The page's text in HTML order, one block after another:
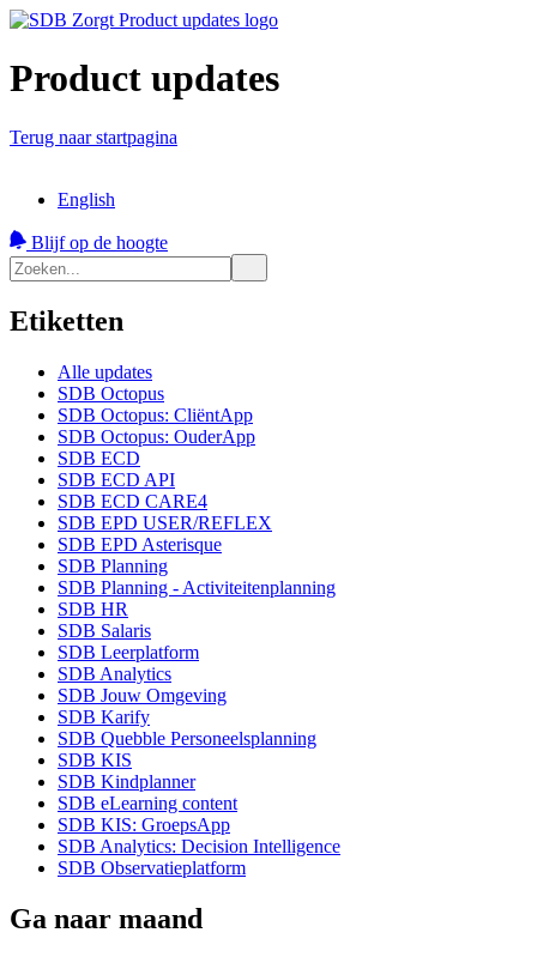
Product updates
Terug naar startpagina
English
Blijf op de hoogte
Etiketten
Alle updates
SDB Octopus
SDB Octopus: CliëntApp
SDB Octopus: OuderApp
SDB ECD
SDB ECD API
SDB ECD CARE4
SDB EPD USER/REFLEX
SDB EPD Asterisque
SDB Planning
SDB Planning - Activiteitenplanning
SDB HR
SDB Salaris
SDB Leerplatform
SDB Analytics
SDB Jouw Omgeving
SDB Karify
SDB Quebble Personeelsplanning
SDB KIS
SDB Kindplanner
SDB eLearning content
SDB KIS: GroepsApp
SDB Analytics: Decision Intelligence
SDB Observatieplatform
Ga naar maand